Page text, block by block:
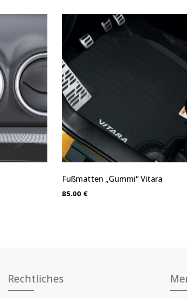
Fußmatten „Gummi“ Vitara
85.00 €
Rechtliches